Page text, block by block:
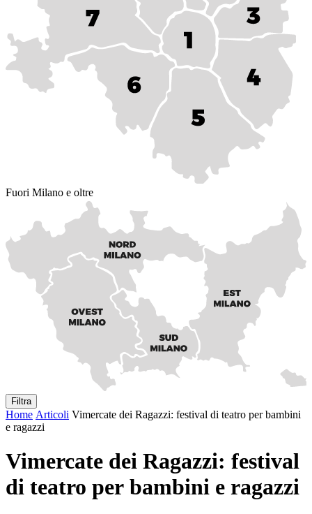
Fuori Milano e oltre
Filtra
Home Articoli Vimercate dei Ragazzi: festival di teatro per bambini
e ragazzi
Vimercate dei Ragazzi: festival
di teatro per bambini e ragazzi